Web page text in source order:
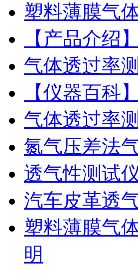
塑料薄膜气
【产品介绍
气体透过率
【仪器百科
气体透过率
氮气压差法
透气性测试
汽车皮革透
塑料薄膜气
明